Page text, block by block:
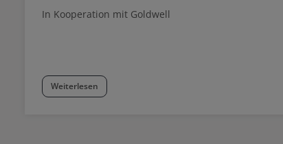
In Kooperation mit Goldwell
Weiterlesen